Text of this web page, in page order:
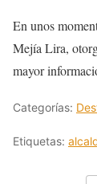
En unos
Mejía Lira,
mayor
Categorías:
Etiquetas: